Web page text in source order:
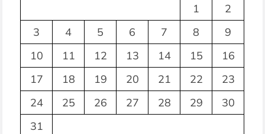
1
2
3
4 5 6 7 8
9
10
11 12 13 14 15
16
17
18 19 20 21 22
23
24
25 26 27 28 29
30
31